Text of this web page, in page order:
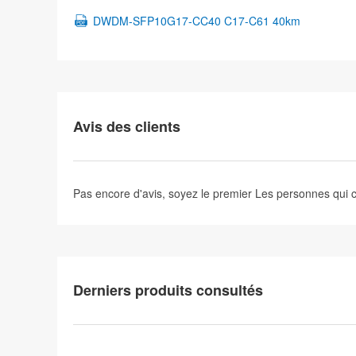
DWDM-SFP10G17-CC40 C17-C61 40km
Avis des clients
Pas encore d'avis, soyez le premier Les personnes qui
Derniers produits consultés